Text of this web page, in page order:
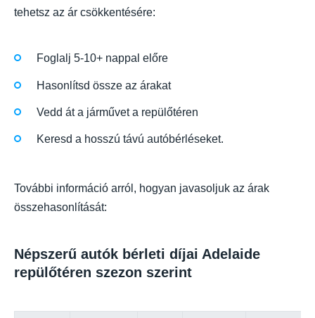
tehetsz az ár csökkentésére:
Foglalj 5-10+ nappal előre
Hasonlítsd össze az árakat
Vedd át a járművet a repülőtéren
Keresd a hosszú távú autóbérléseket.
További információ arról, hogyan javasoljuk az árak
összehasonlítását:
Népszerű autók bérleti díjai Adelaide
repülőtéren szezon szerint